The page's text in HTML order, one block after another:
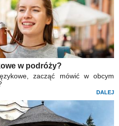
w podróży?
zacząć mówić w obcym
DALEJ